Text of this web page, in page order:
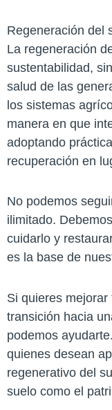
Regeneración del
La regeneración
sustentabilidad,
salud de las
los sistemas
manera en que
adoptando
recuperación en
No podemos
ilimitado.
cuidarlo y
es la base de
Si quieres
transición hacia
podemos
quienes desean
regenerativo del
suelo como el